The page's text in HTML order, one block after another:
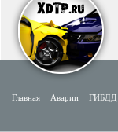
Главная Аварии ГИБДД